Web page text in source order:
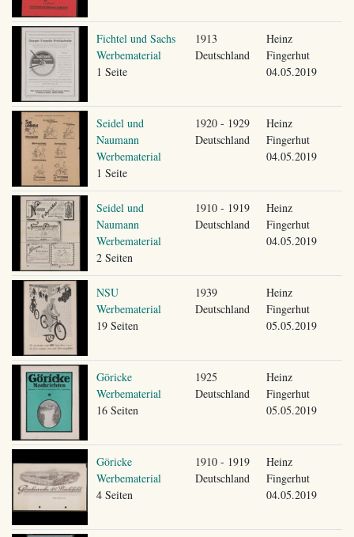
Fichtel und Sachs
Werbematerial
1 Seite
1913
Deutschland
Heinz
Fingerhut
04.05.2019
Seidel und
Naumann
Werbematerial
1 Seite
1920 - 1929
Deutschland
Heinz
Fingerhut
04.05.2019
Seidel und
Naumann
Werbematerial
2 Seiten
1910 - 1919
Deutschland
Heinz
Fingerhut
04.05.2019
NSU
Werbematerial
19 Seiten
1939
Deutschland
Heinz
Fingerhut
05.05.2019
Göricke
Werbematerial
16 Seiten
1925
Deutschland
Heinz
Fingerhut
05.05.2019
Göricke
Werbematerial
4 Seiten
1910 - 1919
Deutschland
Heinz
Fingerhut
04.05.2019